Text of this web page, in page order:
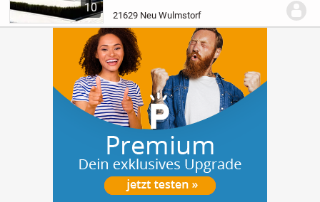
10
made in Germany. Gemeinsam mit Ihnen
planen wir Ihr ganz persönliches
Traumhaus –...
21629 Neu Wulmstorf